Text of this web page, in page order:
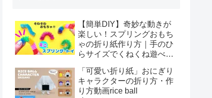
【簡単DIY】奇妙な動きが
楽しい！スプリングおもち
ゃの折り紙作り方｜手のひ
らサイズでくねくね遊べ
toys Origami
「可愛い折り紙」おにぎり
キャラクターの折り方・作
り方動画rice ball